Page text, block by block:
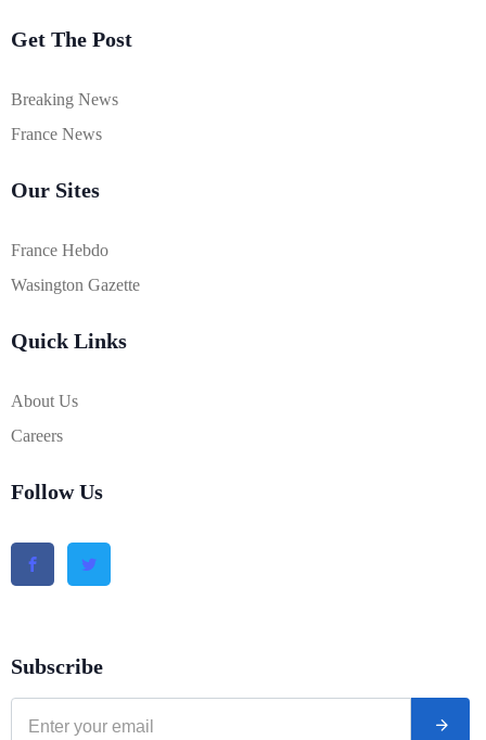
Get The Post
Breaking News
France News
Our Sites
France Hebdo
Wasington Gazette
Quick Links
About Us
Careers
Follow Us
Subscribe